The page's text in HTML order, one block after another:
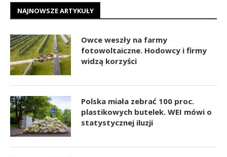
NAJNOWSZE ARTYKUŁY
Owce weszły na farmy
fotowoltaiczne. Hodowcy i firmy
widzą korzyści
Polska miała zebrać 100 proc.
plastikowych butelek. WEI mówi o
statystycznej iluzji